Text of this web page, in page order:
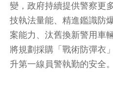
變，政府持續提供警察更
技執法量能、精進鑑識防
案能力、汰舊換新警用車
將規劃採購「戰術防彈衣
升第一線員警執勤的安全。